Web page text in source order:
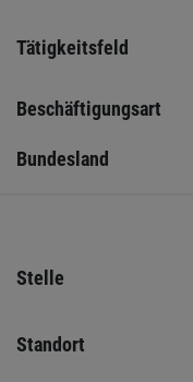
Tätigkeitsfeld
Beschäftigungsart
Bundesland
Stelle
Standort